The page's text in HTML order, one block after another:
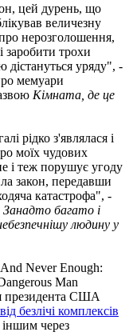
цей дурень, що
величезну
про нерозголошення,
заробити трохи
дістануться уряду", -
мемуари
Кімната, де це
рідко з'являлася і
моїх чудових
і теж порушує угоду
закон, передавши
катастрофа", -
Занадто багато і
людину у
Never Enough:
Man
президента США
безлічі комплексів
іншим через